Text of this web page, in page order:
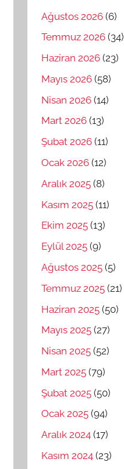
Ağustos 2026 (6)
Temmuz 2026 (34)
Haziran 2026 (23)
Mayıs 2026 (58)
Nisan 2026 (14)
Mart 2026 (13)
Şubat 2026 (11)
Ocak 2026 (12)
Aralık 2025 (8)
Kasım 2025 (11)
Ekim 2025 (13)
Eylül 2025 (9)
Ağustos 2025 (5)
Temmuz 2025 (21)
Haziran 2025 (50)
Mayıs 2025 (27)
Nisan 2025 (52)
Mart 2025 (79)
Şubat 2025 (50)
Ocak 2025 (94)
Aralık 2024 (17)
Kasım 2024 (23)